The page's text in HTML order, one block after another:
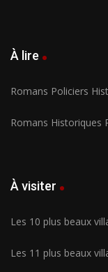
À lire
Romans Policiers
Romans Historiques
À visiter
Les 10 plus beaux
Les 11 plus beaux